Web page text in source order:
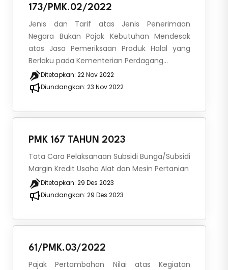
173/PMK.02/2022
Jenis dan Tarif atas Jenis Penerimaan
Negara Bukan Pajak Kebutuhan Mendesak
atas Jasa Pemeriksaan Produk Halal yang
Berlaku pada Kementerian Perdagang...
Ditetapkan: 22 Nov 2022
Diundangkan: 23 Nov 2022
PMK 167 TAHUN 2023
Tata Cara Pelaksanaan Subsidi Bunga/Subsidi
Margin Kredit Usaha Alat dan Mesin Pertanian
Ditetapkan: 29 Des 2023
Diundangkan: 29 Des 2023
61/PMK.03/2022
Pajak Pertambahan Nilai atas Kegiatan